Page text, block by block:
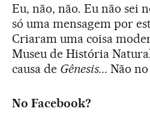
Eu, não, não. Eu não sei
só uma mensagem por
Criaram uma coisa
Museu de História
causa de Gênesis... Não
No Facebook?